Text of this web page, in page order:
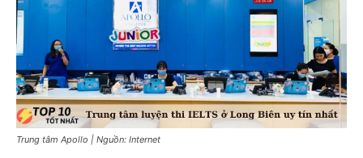
Trung tâm Apollo | Nguồn: Internet